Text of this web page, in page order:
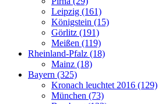
Leipzig (161)
Königstein (15)
Görlitz (191)
Meißen (119)
Rheinland-Pfalz (18)
Mainz (18)
Bayern (325)
Kronach leuchtet 2016 (129)
München (73)